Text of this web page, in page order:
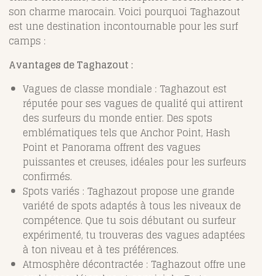
son charme marocain. Voici pourquoi Taghazout
est une destination incontournable pour les surf
camps :
Avantages de Taghazout :
Vagues de classe mondiale : Taghazout est
réputée pour ses vagues de qualité qui attirent
des surfeurs du monde entier. Des spots
emblématiques tels que Anchor Point, Hash
Point et Panorama offrent des vagues
puissantes et creuses, idéales pour les surfeurs
confirmés.
Spots variés : Taghazout propose une grande
variété de spots adaptés à tous les niveaux de
compétence. Que tu sois débutant ou surfeur
expérimenté, tu trouveras des vagues adaptées
à ton niveau et à tes préférences.
Atmosphère décontractée : Taghazout offre une